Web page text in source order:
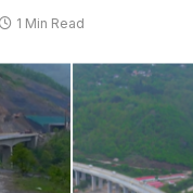
1 Min Read